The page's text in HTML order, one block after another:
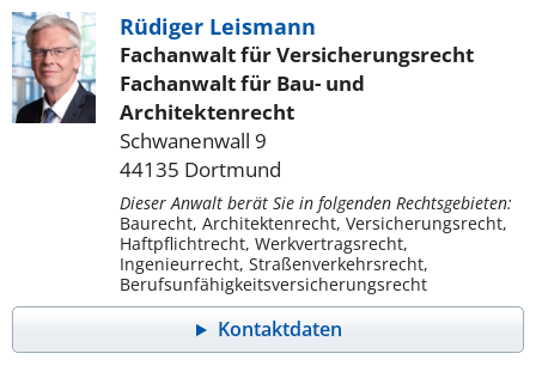
Rüdiger Leismann
Fachanwalt für Versicherungsrecht
Fachanwalt für Bau- und
Architektenrecht
Schwanenwall 9
44135 Dortmund
Dieser Anwalt berät Sie in folgenden Rechtsgebieten:
Baurecht, Architektenrecht, Versicherungsrecht,
Haftpflichtrecht, Werkvertragsrecht,
Ingenieurrecht, Straßenverkehrsrecht,
Berufsunfähigkeitsversicherungsrecht
Kontaktdaten